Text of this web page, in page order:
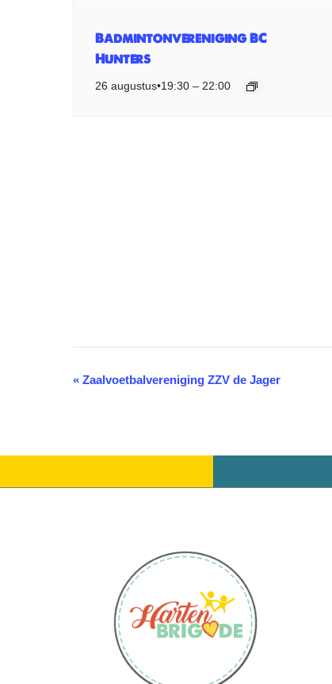
Badmintonvereniging BC
Hunters
26 augustus•19:30 – 22:00
Evenement
« Zaalvoetbalvereniging ZZV de Jager